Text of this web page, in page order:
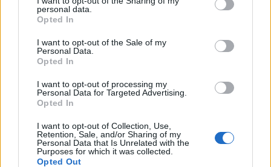
personal data.
Opted In
I want to opt-out of the Sale of my
Personal Data.
Opted In
I want to opt-out of processing my
Personal Data for Targeted Advertising.
Opted In
I want to opt-out of Collection, Use,
Retention, Sale, and/or Sharing of my
Personal Data that Is Unrelated with the
Purposes for which it was collected.
Opted Out
kad visi treneriai turi ambiciją dirbti kuo aukštesniame
situacijų, kurios nepriklauso nuo tavęs. Jei būtų buvęs
skambutis, tuomet būtų ir galvota. Dabar neverta
komentuoti to, ko nebuvo.